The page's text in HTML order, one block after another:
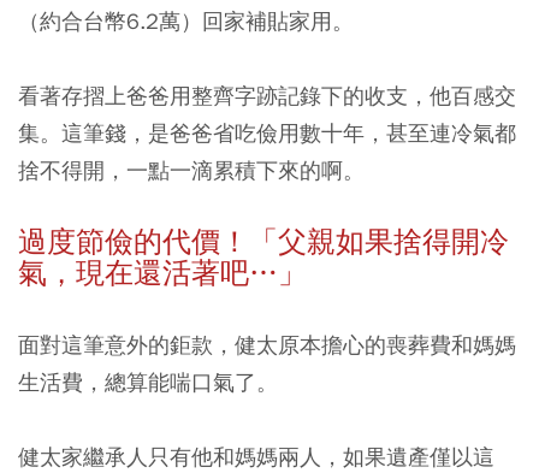
（約合台幣6.2萬）回家補貼家用。
看著存摺上爸爸用整齊字跡記錄下的收支，他百感交
集。這筆錢，是爸爸省吃儉用數十年，甚至連冷氣都
捨不得開，一點一滴累積下來的啊。
過度節儉的代價！「父親如果捨得開冷
氣，現在還活著吧…」
面對這筆意外的鉅款，健太原本擔心的喪葬費和媽媽
生活費，總算能喘口氣了。
健太家繼承人只有他和媽媽兩人，如果遺產僅以這